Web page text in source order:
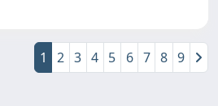
1 2 3 4 5 6 7 8 9